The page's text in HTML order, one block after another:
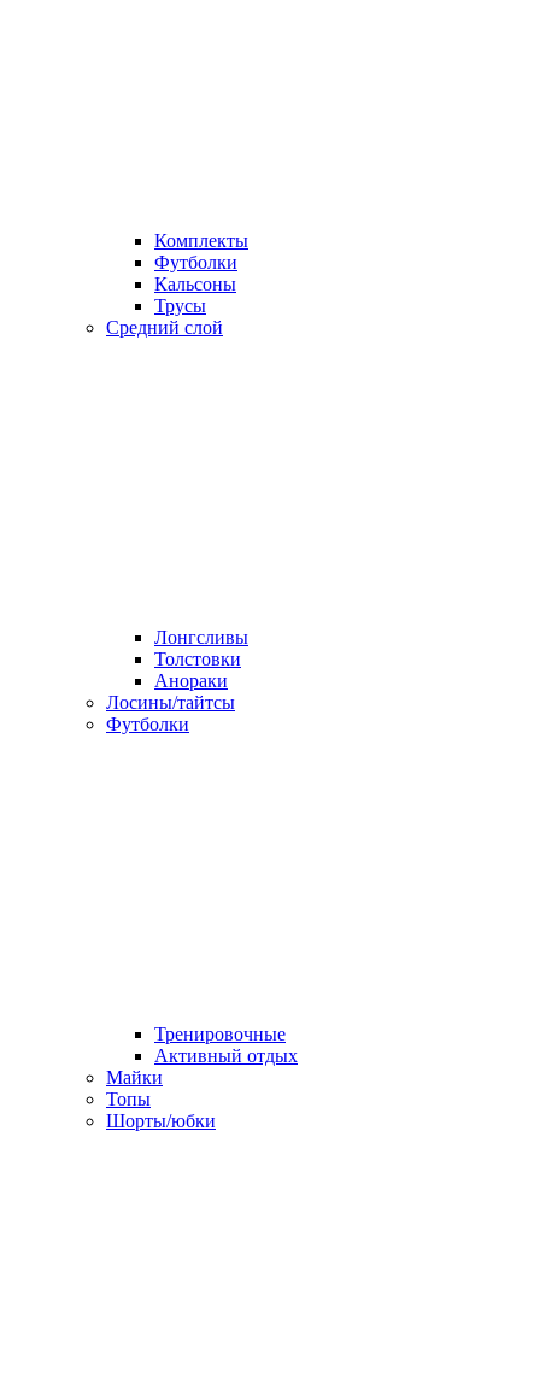
Комплекты
Футболки
Кальсоны
Трусы
Средний слой
Лонгсливы
Толстовки
Анораки
Лосины/тайтсы
Футболки
Тренировочные
Активный отдых
Майки
Топы
Шорты/юбки